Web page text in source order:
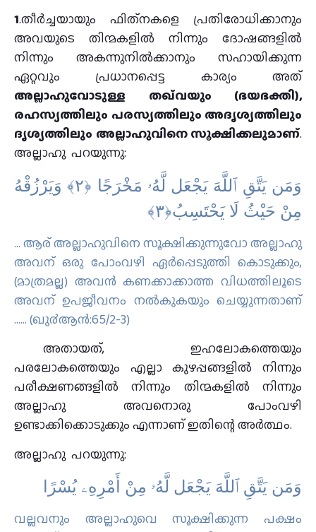
1.തീർച്ചയായും ഫിത്‌നകളെ പ്രതിരോധിക്കാനും
അവയുടെ തിന്മകളിൽ നിന്നും ദോഷങ്ങളിൽ
നിന്നും അകന്നുനിൽക്കാനും സഹായിക്കുന്ന
ഏറ്റവും പ്രധാനപ്പെട്ട കാര്യം അത്
അല്ലാഹുവോടുള്ള തഖ്‌വയും (ഭയഭക്തി),
രഹസ്യത്തിലും പരസ്യത്തിലും അദൃശ്യത്തിലും
ദൃശ്യത്തിലും അല്ലാഹുവിനെ സൂക്ഷിക്കലുമാണ്.
അല്ലാഹു പറയുന്നു:
وَمَن يَتَّقِ ٱللَّهَ يَجْعَل لَّهُۥ مَخْرَجًا ‎﴿٢﴾‏ وَيَرْزُقْهُ
مِنْ حَيْثُ لَا يَحْتَسِبُ‎﴿٣﴾‏
… ആര് അല്ലാഹുവിനെ സൂക്ഷിക്കുന്നുവോ അല്ലാഹു
അവന് ഒരു പോംവഴി ഏര്‍പ്പെടുത്തി കൊടുക്കും,
(മാത്രമല്ല) അവന്‍ കണക്കാക്കാത്ത വിധത്തിലൂടെ
അവന് ഉപജീവനം നല്‍കുകയും ചെയ്യുന്നതാണ്
…… (ഖു൪ആന്‍:65/2-3)
അതായത്, ഇഹലോകത്തെയും
പരലോകത്തെയും എല്ലാ കുഴപ്പങ്ങളിൽ നിന്നും
പരീക്ഷണങ്ങളിൽ നിന്നും തിന്മകളിൽ നിന്നും
അല്ലാഹു അവനൊരു പോംവഴി
ഉണ്ടാക്കിക്കൊടുക്കും എന്നാണ് ഇതിന്റെ അർത്ഥം.
അല്ലാഹു പറയുന്നു:
وَمَن يَتَّقِ ٱللَّهَ يَجْعَل لَّهُۥ مِنْ أَمْرِهِۦ يُسْرًا
വല്ലവനും അല്ലാഹുവെ സൂക്ഷിക്കുന്ന പക്ഷം